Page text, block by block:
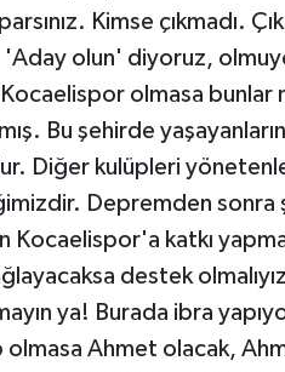
Kimse çıkmadı.
olun' diyoruz,
olmasa bunlar
Bu şehirde
Diğer kulüpleri
Depremden
Kocaelispor'a katkı
destek
ya! Burada ibra
Ahmet olacak,